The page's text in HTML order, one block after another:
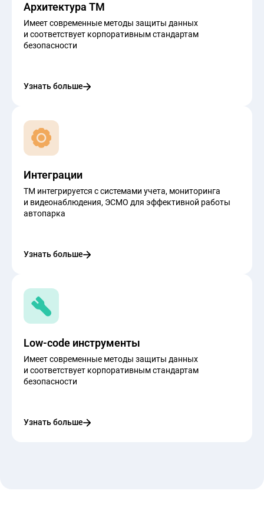
Архитектура ТМ
Имеет современные методы защиты данных
и соответствует корпоративным стандартам
безопасности
Узнать больше
Интеграции
ТМ интегрируется с системами учета, мониторинга
и видеонаблюдения, ЭСМО для эффективной работы
автопарка
Узнать больше
Low-code инструменты
Имеет современные методы защиты данных
и соответствует корпоративным стандартам
безопасности
Узнать больше